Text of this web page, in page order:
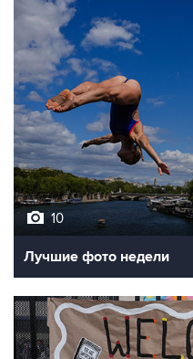
10
Лучшие фото недели